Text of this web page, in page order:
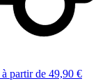
à partir de 49,90 €